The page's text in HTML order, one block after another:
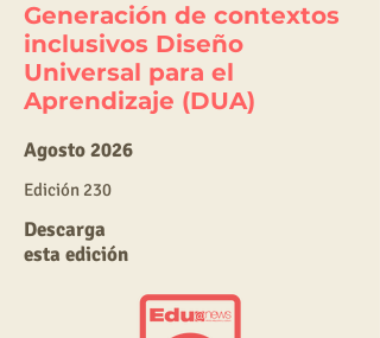
Generación de contextos
inclusivos Diseño
Universal para el
Aprendizaje (DUA)
Agosto 2026
Edición 230
Descarga
esta edición